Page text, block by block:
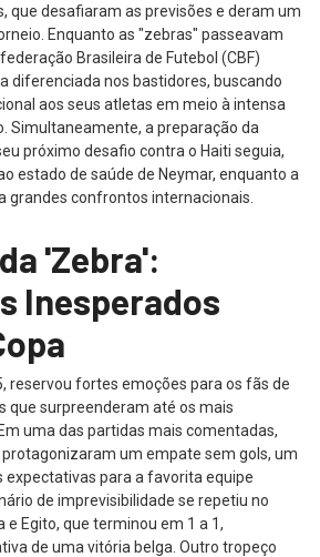
que desafiaram as previsões e deram um
Enquanto as "zebras" passeavam
Brasileira de Futebol (CBF)
diferenciada nos bastidores, buscando
aos seus atletas em meio à intensa
Simultaneamente, a preparação da
próximo desafio contra o Haiti seguia,
estado de saúde de Neymar, enquanto a
grandes confrontos internacionais.
'Zebra':
Inesperados
reservou fortes emoções para os fãs de
que surpreenderam até os mais
uma das partidas mais comentadas,
protagonizaram um empate sem gols, um
expectativas para a favorita equipe
de imprevisibilidade se repetiu no
Egito, que terminou em 1 a 1,
de uma vitória belga. Outro tropeço